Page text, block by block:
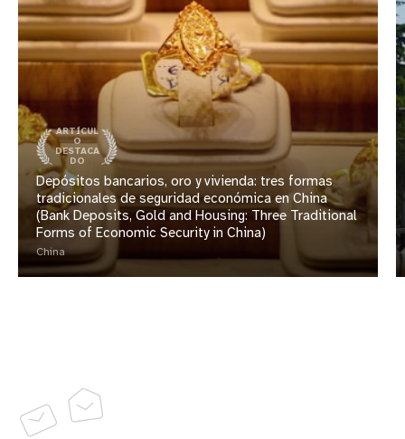
ARTÍCUL
O
DESTACA
DO
Depósitos bancarios, oro y vivienda: tres formas
tradicionales de seguridad económica en China
(Bank Deposits, Gold and Housing: Three Traditional
Forms of Economic Security in China)
China